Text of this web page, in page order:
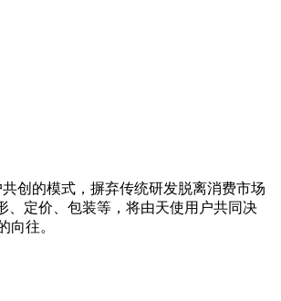
创的模式，摒弃传统研发脱离消费市场
、定价、包装等，将由天使用户共同决
向往。